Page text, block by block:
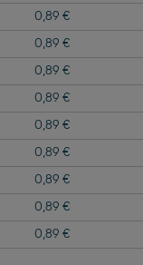
0,89 €
0,89 €
0,89 €
0,89 €
0,89 €
0,89 €
0,89 €
0,89 €
0,89 €